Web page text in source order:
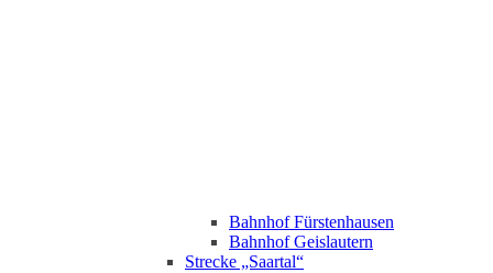
Bahnhof Fürstenhausen
Bahnhof Geislautern
Strecke „Saartal“